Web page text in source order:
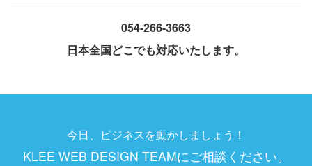
054-266-3663
日本全国どこでも対応いたします。
今日、ビジネスを動かしましょう！
KLEE WEB DESIGN TEAMにご相談ください。